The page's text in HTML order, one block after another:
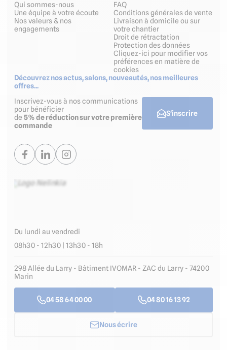
Du lundi au vendredi
08h30 - 12h30 | 13h30 - 18h
298 Allée du Larry - Bâtiment IVOMAR - ZAC du Larry - 74200
Marin
04 58 64 00 00 04 80 16 13 92
Nous écrire
Qui sommes-nous
Une équipe à votre écoute
Nos valeurs & nos
engagements
FAQ
Conditions générales de vente
Livraison à domicile ou sur
votre chantier
Droit de rétractation
Protection des données
Cliquez-ici pour modifier vos
préférences en matière de
cookies
Découvrez nos actus, salons, nouveautés, nos meilleures
offres...
Inscrivez-vous à nos communications
pour bénéficier
de 5% de réduction sur votre première
commande
S'inscrire